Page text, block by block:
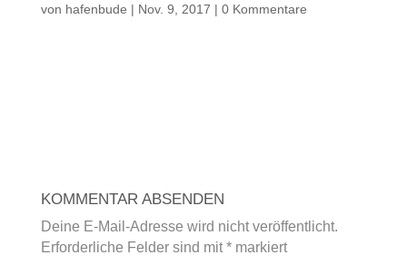
von hafenbude | Nov. 9, 2017 | 0 Kommentare
KOMMENTAR ABSENDEN
Deine E-Mail-Adresse wird nicht veröffentlicht.
Erforderliche Felder sind mit *markiert